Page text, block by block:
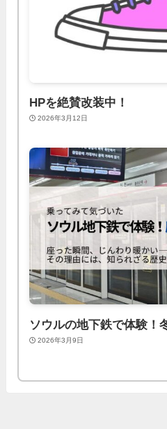
HPを絶賛改装中！
2026年3月12日
ソウルの地下鉄で体験！
2026年3月9日